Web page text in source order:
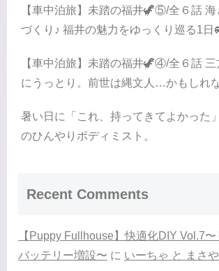
【車中泊旅】未踏の福井🦖⑤/全６話
づくり♪ 福井の魅力をゆっくり巡る1日
【車中泊旅】未踏の福井🦖④/全６話
にうっとり。前世は縄文人…かもしれな
暑い日に「これ、持ってきてよかった
のひんやりボディミスト。
Recent Comments
【Puppy Fullhouse】快適化DIY Vol.7
バッテリー増設〜 に いーちゃ と まさ